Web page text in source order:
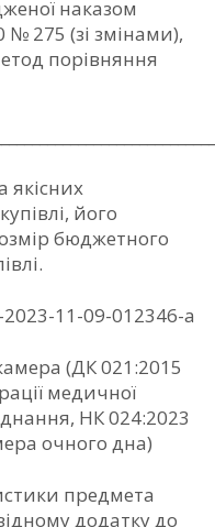
наказом
№ 275 (зі змінами),
порівняння
якісних
його
бюджетного
2023-11-09-012346-a
(ДК 021:2015
медичної
НК 024:2023
очного дна)
предмета
додатку до